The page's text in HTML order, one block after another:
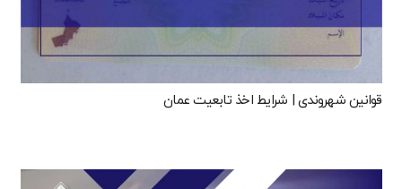
قوانین شهروندی | شرایط اخذ تابعیت عمان